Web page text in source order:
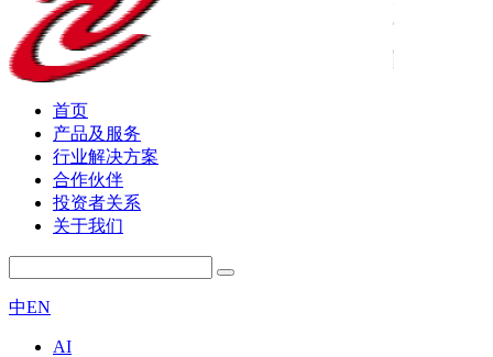
首页
产品及服务
行业解决方案
合作伙伴
投资者关系
关于我们
中EN
AI